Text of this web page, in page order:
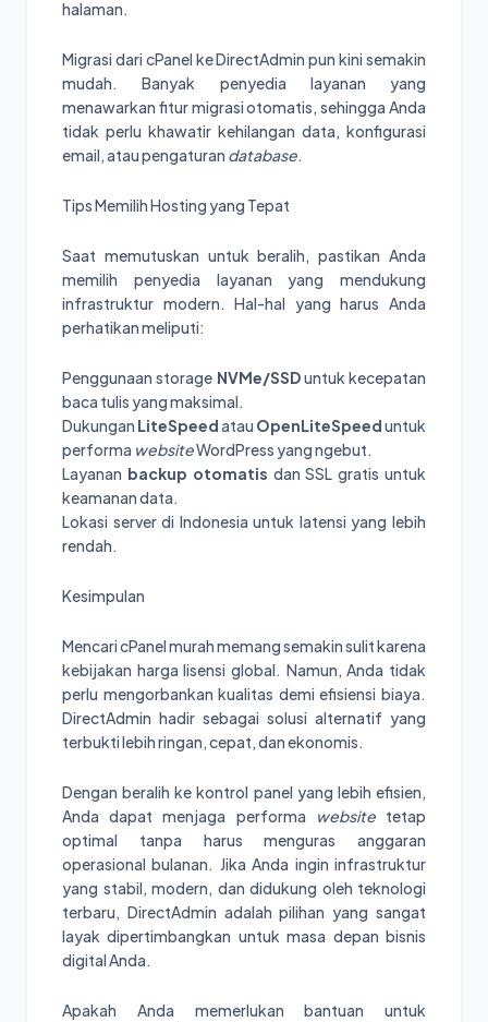
halaman.
Migrasi dari cPanel ke DirectAdmin pun kini semakin
mudah. Banyak penyedia layanan yang
menawarkan fitur migrasi otomatis, sehingga Anda
tidak perlu khawatir kehilangan data, konfigurasi
email, atau pengaturan database.
Tips Memilih Hosting yang Tepat
Saat memutuskan untuk beralih, pastikan Anda
memilih penyedia layanan yang mendukung
infrastruktur modern. Hal-hal yang harus Anda
perhatikan meliputi:
Penggunaan storage NVMe/SSDuntuk kecepatan
baca tulis yang maksimal.
Dukungan LiteSpeedatau OpenLiteSpeeduntuk
performa websiteWordPress yang ngebut.
Layanan backup otomatis dan SSL gratis untuk
keamanan data.
Lokasi server di Indonesia untuk latensi yang lebih
rendah.
Kesimpulan
Mencari cPanel murah memang semakin sulit karena
kebijakan harga lisensi global. Namun, Anda tidak
perlu mengorbankan kualitas demi efisiensi biaya.
DirectAdmin hadir sebagai solusi alternatif yang
terbukti lebih ringan, cepat, dan ekonomis.
Dengan beralih ke kontrol panel yang lebih efisien,
Anda dapat menjaga performa
websitetetap
optimal tanpa harus menguras anggaran
operasional bulanan. Jika Anda ingin infrastruktur
yang stabil, modern, dan didukung oleh teknologi
terbaru, DirectAdmin adalah pilihan yang sangat
layak dipertimbangkan untuk masa depan bisnis
digital Anda.
Apakah Anda memerlukan bantuan untuk